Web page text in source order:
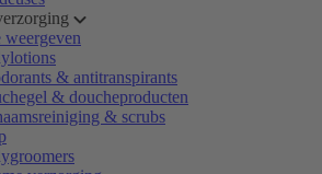
& antitranspirants
& doucheproducten
& scrubs